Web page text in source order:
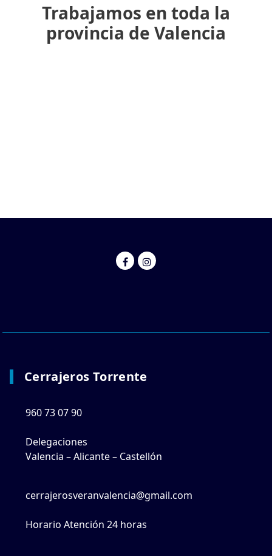
Trabajamos en toda la
provincia de Valencia
Cerrajeros Torrente
960 73 07 90
Delegaciones
Valencia – Alicante – Castellón
cerrajerosveranvalencia@gmail.com
Horario Atención 24 horas